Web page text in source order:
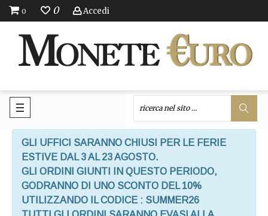
0 0 Accedi
GLI UFFICI SARANNO CHIUSI PER LE FERIE
ESTIVE DAL 3 AL 23 AGOSTO.
GLI ORDINI GIUNTI IN QUESTO PERIODO,
GODRANNO DI UNO SCONTO DEL 10%
UTILIZZANDO IL CODICE : SUMMER26